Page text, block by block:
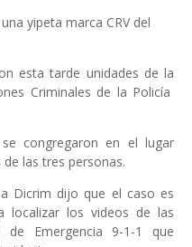
yipeta marca CRV del
esta tarde unidades de la
Criminales de la Policía
congregaron en el lugar
las tres personas.
Dicrim dijo que el caso es
localizar los videos de las
de Emergencia 9-1-1 que